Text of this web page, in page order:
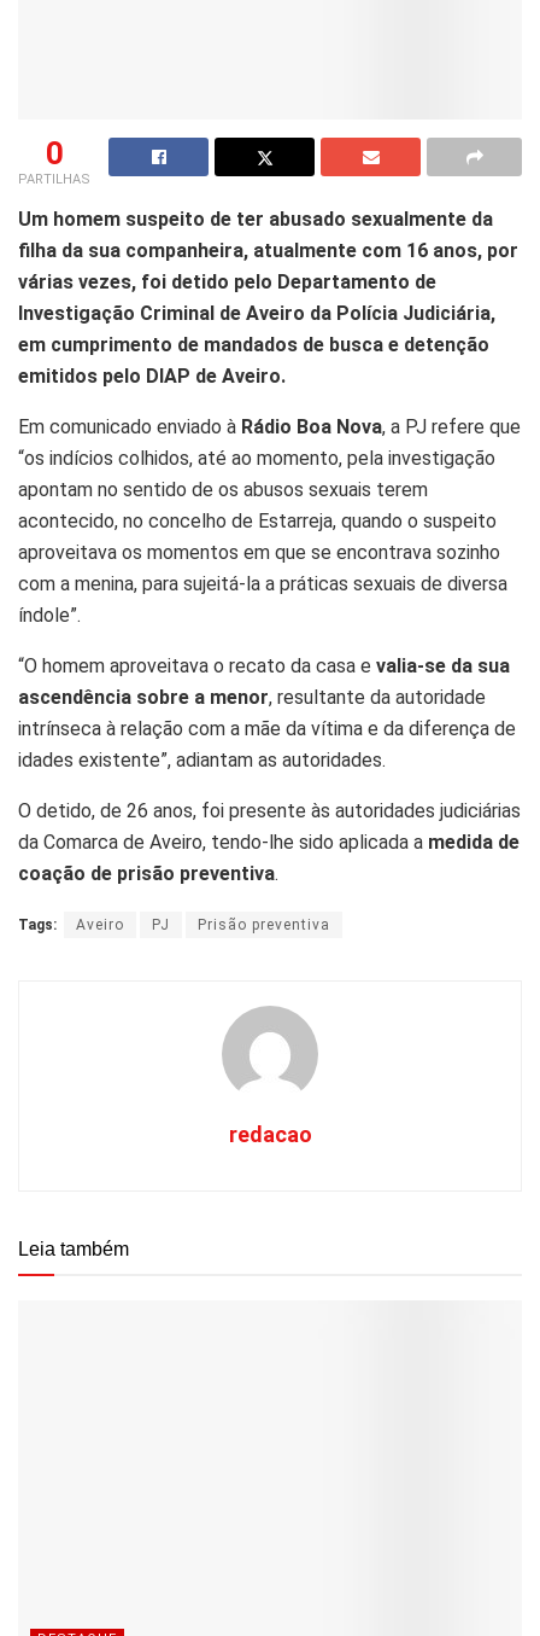
0
PARTILHAS
Um homem suspeito de ter abusado sexualmente da
filha da sua companheira, atualmente com 16 anos, por
várias vezes, foi detido pelo Departamento de
Investigação Criminal de Aveiro da Polícia Judiciária,
em cumprimento de mandados de busca e detenção
emitidos pelo DIAP de Aveiro.
Em comunicado enviado à Rádio Boa Nova, a PJ refere que
“os indícios colhidos, até ao momento, pela investigação
apontam no sentido de os abusos sexuais terem
acontecido, no concelho de Estarreja, quando o suspeito
aproveitava os momentos em que se encontrava sozinho
com a menina, para sujeitá-la a práticas sexuais de diversa
índole”.
“O homem aproveitava o recato da casa e valia-se da sua
ascendência sobre a menor, resultante da autoridade
intrínseca à relação com a mãe da vítima e da diferença de
idades existente”, adiantam as autoridades.
O detido, de 26 anos, foi presente às autoridades judiciárias
da Comarca de Aveiro, tendo-lhe sido aplicada a medida de
coação de prisão preventiva.
Tags: Aveiro PJ Prisão preventiva
redacao
Leia também